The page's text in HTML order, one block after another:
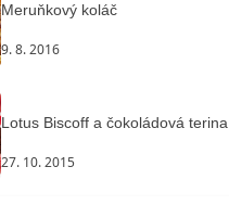
Meruňkový koláč
9. 8. 2016
Lotus Biscoff a čokoládová terina
27. 10. 2015